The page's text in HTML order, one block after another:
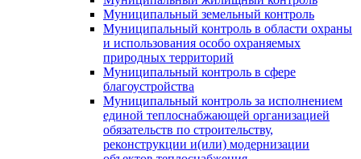
Муниципальный земельный контроль
Муниципальный контроль в области охраны
и использования особо охраняемых
природных территорий
Муниципальный контроль в сфере
благоустройства
Муниципальный контроль за исполнением
единой теплоснабжающей организацией
обязательств по строительству,
реконструкции и(или) модернизации